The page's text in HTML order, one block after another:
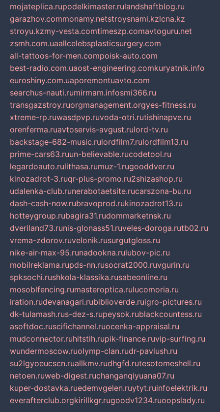
mojateplica.rupodelkimaster.rulandshaftblog.ru
garazhov.commonamy.netstroysnami.kzlcna.kz
stroyu.kzmy-vesta.comtimeszp.comavtoguru.net
zsmh.com.uaallcelebsplasticsurgery.com
all-tattoos-for-men.compoisk-auto.com
best-radio.com.uaost-engineering.comkuryatnik.info
euroshiny.com.uaporemontuavto.com
searchus-nauti.rumirmam.infosmi366.ru
transgazstroy.ruorgmanagement.orgyes-fitness.ru
xtreme-rp.ruwasdpvp.ruvoda-otri.rutishinapve.ru
orenferma.ruavtoservis-avgust.rulord-tv.ru
backstage-682-music.rulordfilm7.rulordfilm13.ru
prime-cars63.ruun-believable.rucodetool.ru
legardoauto.rulithasa.rumuz-1.rugooddver.ru
kinozadrot-3.ruqr-plus-promo.ru2shizashop.ru
udalenka-club.runerabotaetsite.rucarszona-bu.ru
dash-cash-now.rubravoprod.rukinozadrot13.ru
hotteygroup.rubagira31.rudommarketnsk.ru
dveriland73.runis-glonass51.ruveles-doroga.rutb02.ru
vrema-zdorov.ruvelonik.rusurgutgloss.ru
nike-air-max-95.runadookna.rulubov-pic.ru
mobilreklama.rupds-nn.rusocrat2000.ruvgurin.ru
spksochi.rushkola-klassika.rusabeonline.ru
mosoblfencing.rumasteroptica.rulucomoria.ru
iration.rudevanagari.rubiblioverde.ruigro-pictures.ru
dk-tulamash.rus-dez-s.rupeysok.rublackcountess.ru
asoftdoc.ruscifichannel.ruocenka-appraisal.ru
mudconnector.ruhitstih.rupik-finance.ruvip-surfing.ru
wundermoscow.ruolymp-clan.rudr-pavlush.ru
su2lgyoeucscn.ruallkmv.rudhgfd.rutesotomeshell.ru
netoen.ruweb-digest.ruchanganqiyuana07.ru
kuper-dostavka.ruedemvgelen.ruytyt.ruinfoelektrik.ru
everafterclub.orgkirillkgr.rugoodv1234.ruoopslady.ru